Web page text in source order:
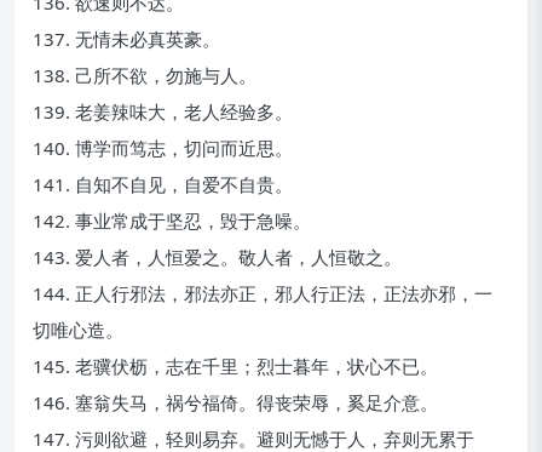
137. 无情未必真英豪。
138. 己所不欲，勿施与人。
139. 老姜辣味大，老人经验多。
140. 博学而笃志，切问而近思。
141. 自知不自见，自爱不自贵。
142. 事业常成于坚忍，毁于急噪。
143. 爱人者，人恒爱之。敬人者，人恒敬之。
144. 正人行邪法，邪法亦正，邪人行正法，正法亦邪，一
切唯心造。
145. 老骥伏枥，志在千里；烈士暮年，状心不已。
146. 塞翁失马，祸兮福倚。得丧荣辱，奚足介意。
147. 污则欲避，轻则易弃。避则无憾于人，弃则无累于